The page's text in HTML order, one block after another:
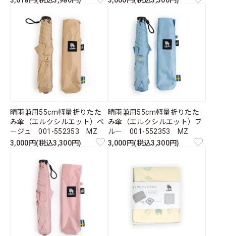
晴雨兼用55cm軽量折りたた
み傘（エルクシルエット）ベ
ージュ 001-552353 MZ
3,000円(税込3,300円)
晴雨兼用55cm軽量折りたた
み傘（エルクシルエット）ブ
ルー 001-552353 MZ
3,000円(税込3,300円)